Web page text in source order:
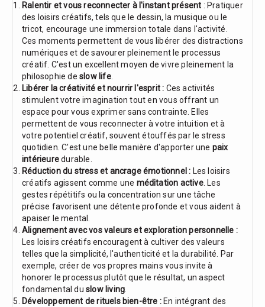
Ralentir et vous reconnecter à l'instant présent : Pratiquer
des loisirs créatifs, tels que le dessin, la musique ou le
tricot, encourage une immersion totale dans l'activité.
Ces moments permettent de vous libérer des distractions
numériques et de savourer pleinement le processus
créatif. C'est un excellent moyen de vivre pleinement la
philosophie de slow life.
Libérer la créativité et nourrir l'esprit : Ces activités
stimulent votre imagination tout en vous offrant un
espace pour vous exprimer sans contrainte. Elles
permettent de vous reconnecter à votre intuition et à
votre potentiel créatif, souvent étouffés par le stress
quotidien. C'est une belle manière d'apporter une paix
intérieuredurable.
Réduction du stress et ancrage émotionnel : Les loisirs
créatifs agissent comme une méditation active. Les
gestes répétitifs ou la concentration sur une tâche
précise favorisent une détente profonde et vous aident à
apaiser le mental.
Alignement avec vos valeurs et exploration personnelle :
Les loisirs créatifs encouragent à cultiver des valeurs
telles que la simplicité, l'authenticité et la durabilité. Par
exemple, créer de vos propres mains vous invite à
honorer le processus plutôt que le résultat, un aspect
fondamental du slow living
Développement de rituels bien-être : En intégrant des